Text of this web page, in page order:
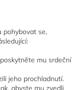
pohybovat se,
mu srdeční
jeho prochladnutí.
abyste mu zvedli